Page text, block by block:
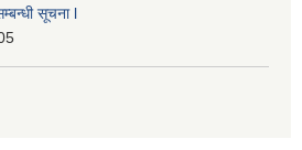
सूचना l